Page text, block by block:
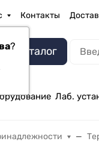
?
Контакты
Каталог
Лаб.